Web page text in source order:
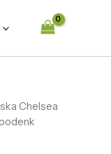
Chelsea